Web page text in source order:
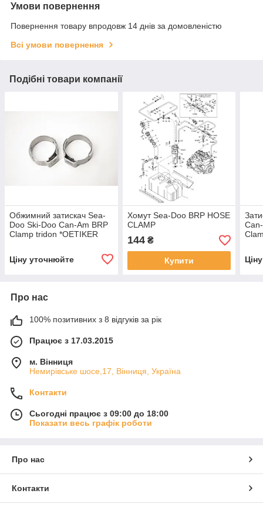
Умови повернення
Повернення товару впродовж 14 днів за домовленістю
Всі умови повернення
Подібні товари компанії
Обжимний затискач Sea-
Doo Ski-Doo Can-Am BRP
Clamp tridon *OETIKER
Ціну уточнюйте
Хомут Sea-Doo BRP HOSE
CLAMP
144₴
Купити
Про нас
100% позитивних з 8 відгуків за рік
Працює з 17.03.2015
м. Вінниця
Немирівське шосе,17, Вінниця, Україна
Контакти
Сьогодні працює з 09:00 до 18:00
Показати весь графік роботи
Про нас
Контакти